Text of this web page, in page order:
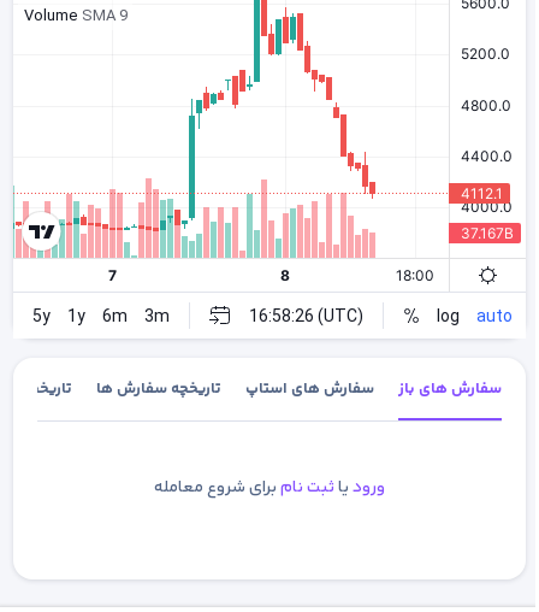
سفارش های باز سفارش های استاپ تاریخچه سفارش ها تاریخچه
ورودیاثبت نامبرای شروع معامله